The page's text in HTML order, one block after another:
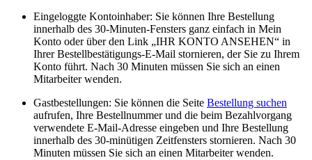
Eingeloggte Kontoinhaber: Sie können Ihre Bestellung
innerhalb des 30-Minuten-Fensters ganz einfach in Mein
Konto oder über den Link „IHR KONTO ANSEHEN“ in
Ihrer Bestellbestätigungs-E-Mail stornieren, der Sie zu Ihrem
Konto führt. Nach 30 Minuten müssen Sie sich an einen
Mitarbeiter wenden.
Gastbestellungen: Sie können die Seite Bestellung suchen
aufrufen, Ihre Bestellnummer und die beim Bezahlvorgang
verwendete E-Mail-Adresse eingeben und Ihre Bestellung
innerhalb des 30-minütigen Zeitfensters stornieren. Nach 30
Minuten müssen Sie sich an einen Mitarbeiter wenden.